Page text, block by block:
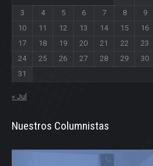
3
4 5 6 7 8
9
10
11 12 13 14 15
16
17
18 19 20 21 22
23
24
25 26 27 28 29
30
31
« Jul
Nuestros Columnistas